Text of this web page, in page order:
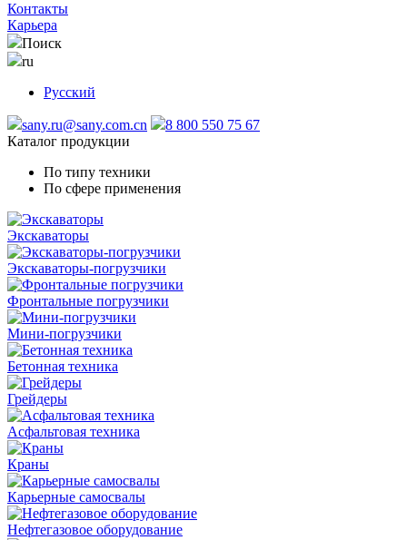
Контакты
Карьера
Поиск
ru
Русский
sany.ru@sany.com.cn
8 800 550 75 67
Каталог продукции
По типу техники
По сфере применения
Экскаваторы
Экскаваторы-погрузчики
Фронтальные погрузчики
Мини-погрузчики
Бетонная техника
Грейдеры
Асфальтовая техника
Краны
Карьерные самосвалы
Нефтегазовое оборудование